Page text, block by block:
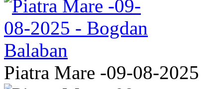
Piatra Mare -09-08-2025